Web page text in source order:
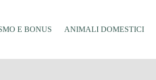
E BONUS ANIMALI DOMESTICI